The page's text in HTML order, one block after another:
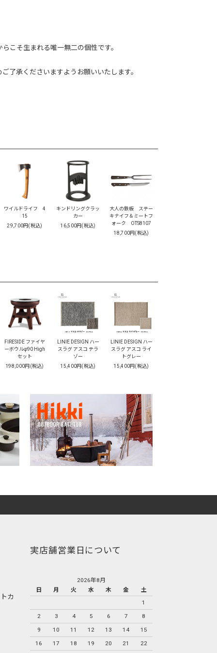
こそ生まれる唯一無二の個性です。
了承くださいますようお願いいたします。
ワイルドライフ 4
15
29,700円(税込)
キンドリングクラッ
カー
16,500円(税込)
大人の鉄板 ステー
キナイフ＆ミートフ
ォーク OTS8107
18,700円(税込)
FIRESIDE ファイヤ
ーボウルφ90 High
セット
198,000円(税込)
LINIE DESIGN ハー
スラグ アスコ テラ
ゾー
15,400円(税込)
LINIE DESIGN ハー
スラグ アスコ ライ
トグレー
15,400円(税込)
実店舗営業日について
2026年8月
日
月 火 水 木 金
土
1
2
3 4 5 6 7
8
9
10 11 12 13 14
15
16
17 18 19 20 21 22